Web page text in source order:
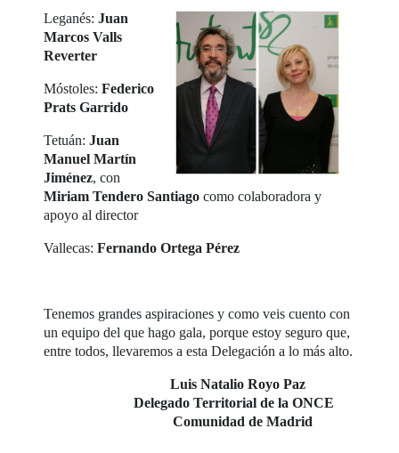
Leganés:Juan
Marcos Valls
Reverter
Móstoles:Federico
Prats Garrido
Tetuán:Juan
Manuel Martín
Jiménez, con
Miriam Tendero Santiago como colaboradora y
apoyo al director
Vallecas:Fernando Ortega Pérez
Tenemos grandes aspiraciones y como veis cuento con
un equipo del que hago gala, porque estoy seguro que,
entre todos, llevaremos a esta Delegación a lo más alto.
Luis Natalio Royo Paz
Delegado Territorial de la ONCE
Comunidad de Madrid